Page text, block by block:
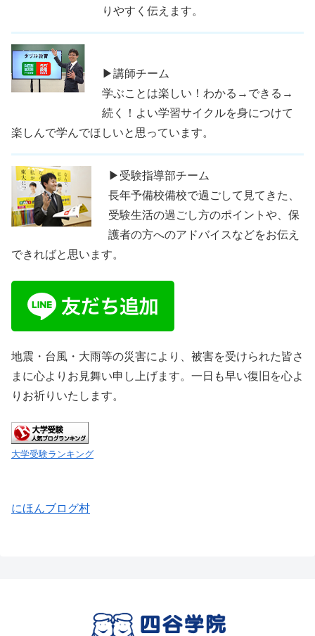
りやすく伝えます。
▶講師チーム
学ぶことは楽しい！わかる→できる→
続く！よい学習サイクルを身につけて
楽しんで学んでほしいと思っています。
▶受験指導部チーム
長年予備校備校で過ごして見てきた、
受験生活の過ごし方のポイントや、保
護者の方へのアドバイスなどをお伝え
できればと思います。
地震・台風・大雨等の災害により、被害を受けられた皆さ
まに心よりお見舞い申し上げます。一日も早い復旧を心よ
りお祈りいたします。
大学受験ランキング
にほんブログ村